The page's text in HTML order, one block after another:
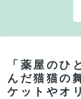
「薬屋のひ
んだ猫猫の
ケットやオ